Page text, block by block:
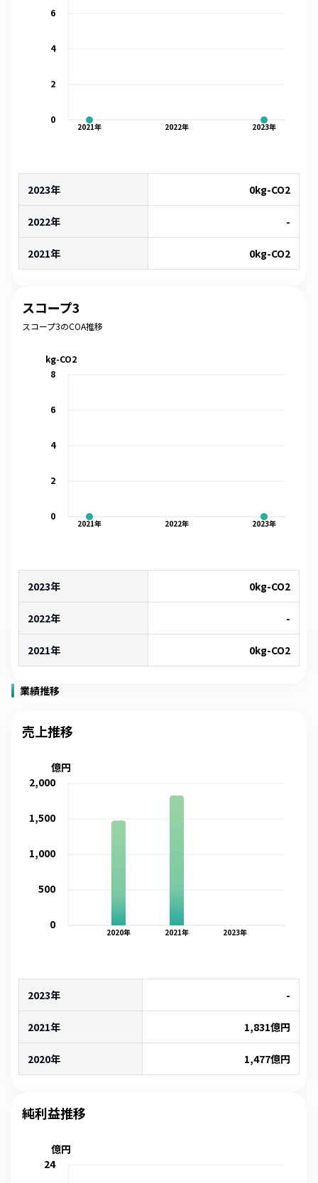
2021年 2022年 2023年
0
2
4
6
2023年 0kg-CO2
2022年 -
2021年 0kg-CO2
スコープ3
スコープ3のCOA推移
2021年 2022年 2023年
0
2
4
6
8
kg-CO2
2023年 0kg-CO2
2022年 -
2021年 0kg-CO2
業績推移
売上推移
2020年 2021年 2023年
0
500
1,000
1,500
2,000
億円
2023年 -
2021年 1,831億円
2020年 1,477億円
純利益推移
24
億円